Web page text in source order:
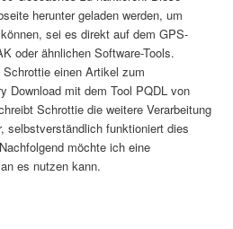
herunter geladen werden, um
sei es direkt auf dem GPS-
oder ähnlichen Software-Tools.
einen Artikel zum
Download mit dem Tool PQDL von
Schrottie die weitere Verarbeitung
selbstverständlich funktioniert dies
möchte ich eine
es nutzen kann.